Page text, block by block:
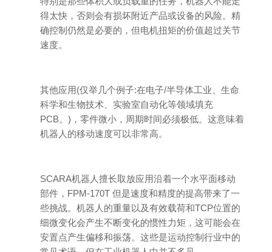
得太快，否则会有损坏附近产品或设备的风险。精
确控制仍然是必要的，但电机扭矩的价值超过关节
速度。
其他应用(仅举几个例子:在电子/半导体工业、生命
科学和生物技术、实验室自动化等领域填充
PCB。)，零件微小，周期时间必须极低。这意味着
机器人的移动速度可以非常高。
SCARA机器人擅长取放应用沿着一个水平面移动
部件，FPM-170T 但是速度和精度的提高带来了一
些挑战。机器人的重量以及有效载荷和TCP位置的
细微变化会产生不断变化的惯性力矩，这可能会在
安置点产生偏移和振荡。这些是运动控制行业中的